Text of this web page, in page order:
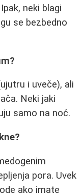
neki blagi
se bezbedno
i uveče), ali
Neki jaki
samo na noć.
pora. Uvek
ako imate